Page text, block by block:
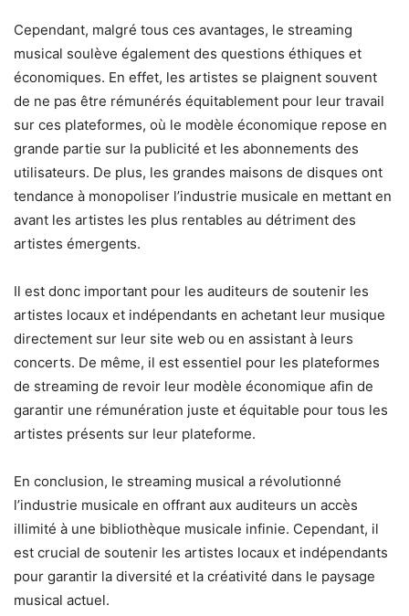
Cependant, malgré tous ces avantages, le streaming
musical soulève également des questions éthiques et
économiques. En effet, les artistes se plaignent souvent
de ne pas être rémunérés équitablement pour leur travail
sur ces plateformes, où le modèle économique repose en
grande partie sur la publicité et les abonnements des
utilisateurs. De plus, les grandes maisons de disques ont
tendance à monopoliser l’industrie musicale en mettant en
avant les artistes les plus rentables au détriment des
artistes émergents.
Il est donc important pour les auditeurs de soutenir les
artistes locaux et indépendants en achetant leur musique
directement sur leur site web ou en assistant à leurs
concerts. De même, il est essentiel pour les plateformes
de streaming de revoir leur modèle économique afin de
garantir une rémunération juste et équitable pour tous les
artistes présents sur leur plateforme.
En conclusion, le streaming musical a révolutionné
l’industrie musicale en offrant aux auditeurs un accès
illimité à une bibliothèque musicale infinie. Cependant, il
est crucial de soutenir les artistes locaux et indépendants
pour garantir la diversité et la créativité dans le paysage
musical actuel.